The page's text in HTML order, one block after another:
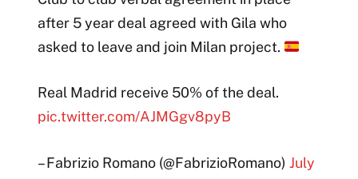
after 5 year deal agreed with Gila who
asked to leave and join Milan project.
Real Madrid receive 50% of the deal.
pic.twitter.com/AJMGgv8pyB
– Fabrizio Romano (@FabrizioRomano) July